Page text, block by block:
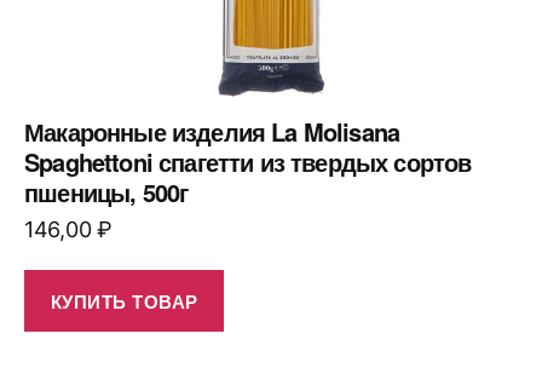
Макаронные изделия La Molisana
Spaghettoni спагетти из твердых сортов
пшеницы, 500г
146,00₽
КУПИТЬ ТОВАР